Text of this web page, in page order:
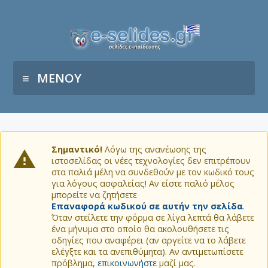
ΜΕΝΟΥ
Σημαντικό! Λόγω της ανανέωσης της
ιστοσελίδας οι νέες τεχνολογίες δεν επιτρέπουν
στα παλιά μέλη να συνδεθούν με τον κωδικό τους
για λόγους ασφαλείας! Αν είστε παλιό μέλος
μπορείτε να ζητήσετε
Επαναφορά κωδικού σε αυτήν την σελίδα.
Όταν στείλετε την φόρμα σε λίγα λεπτά θα λάβετε
ένα μήνυμα στο οποίο θα ακολουθήσετε τις
οδηγίες που αναφέρει (αν αργείτε να το λάβετε
ελέγξτε και τα ανεπιθύμητα). Αν αντιμετωπίσετε
πρόβλημα, επικοινωνήστε μαζί μας.